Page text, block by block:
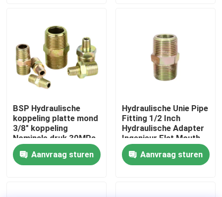
Producten
Video's
fabriekstour
Kwaliteitscontrole
BSP Hydraulische
koppeling platte mond
3/8" koppeling
Nominale druk 30MPa
Pneumatische
pijpkoppelingen
Aanvraag sturen
Hydraulische Unie Pipe
Fitting 1/2 Inch
Hydraulische Adapter
Ingenieur Flat Mouth
Union Joint
Aanvraag sturen